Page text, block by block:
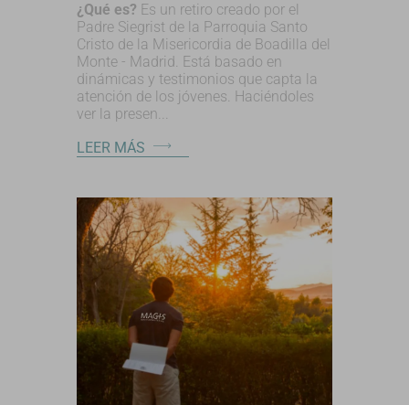
¿Qué es? Es un retiro creado por el
Padre Siegrist de la Parroquia Santo
Cristo de la Misericordia de Boadilla del
Monte - Madrid. Está basado en
dinámicas y testimonios que capta la
atención de los jóvenes. Haciéndoles
ver la presen...
LEER MÁS